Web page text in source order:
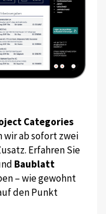
Categories
wir ab sofort zwei
Erfahren Sie
Baublatt
– wie gewohnt
den Punkt